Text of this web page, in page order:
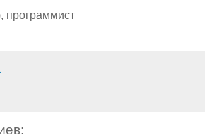
программист